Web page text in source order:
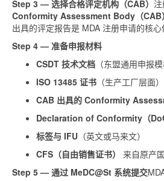
Step 3 — 选择合格评定机构（CAB）
Conformity Assessment Body（CAB）
出具的评定报告是 MDA 注册申请的核心
Step 4 — 准备申报材料
CSDT 技术文档 （东盟通用申报模
ISO 13485 证书 （生产工厂层面）
CAB 出具的 Conformity
Declaration of Conformity（
标签与 IFU （英文或马来文）
CFS（自由销售证书）
来自原产国
Step 5 — 通过 MeDC@St 系统提交